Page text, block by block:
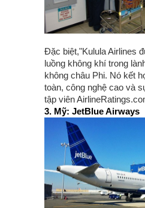
Đặc biệt,"Kulula Airlines
luồng không khí trong
không châu Phi. Nó kết
toàn, công nghệ cao và
tập viên
3. Mỹ: JetBlue Airways